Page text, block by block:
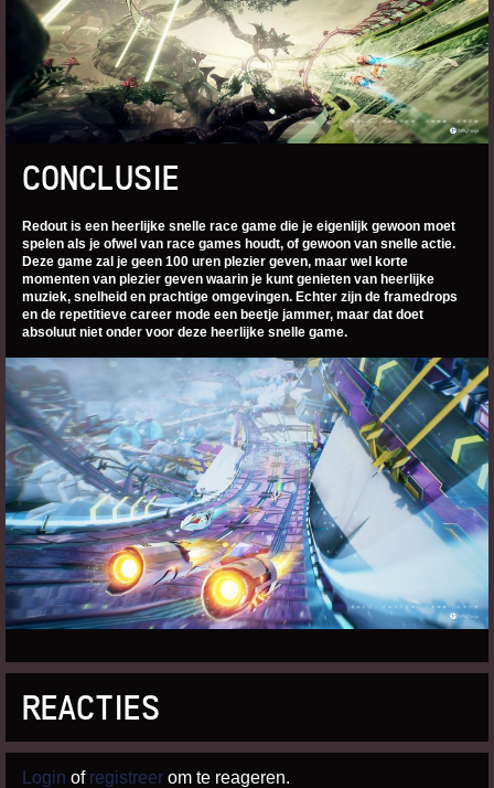
CONCLUSIE
Redout is een heerlijke snelle race game die je eigenlijk gewoon moet
spelen als je ofwel van race games houdt, of gewoon van snelle actie.
Deze game zal je geen 100 uren plezier geven, maar wel korte
momenten van plezier geven waarin je kunt genieten van heerlijke
muziek, snelheid en prachtige omgevingen. Echter zijn de framedrops
en de repetitieve career mode een beetje jammer, maar dat doet
absoluut niet onder voor deze heerlijke snelle game.
REACTIES
Login of registreer om te reageren.